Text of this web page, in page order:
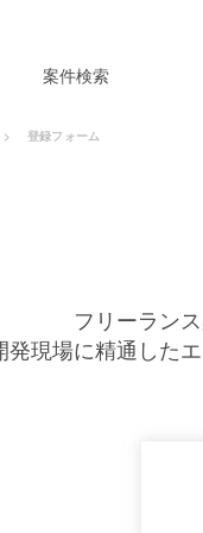
案件検索
登録フォーム
フリーラン
発現場に精通した